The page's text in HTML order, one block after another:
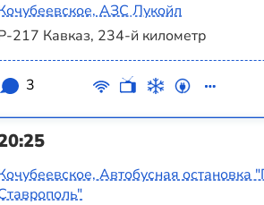
АЗС Лукойл
217 Кавказ, 234-й километр
3
Автобусная остановка